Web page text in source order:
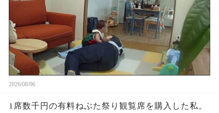
2026/08/06
1席数千円の有料ねぶた祭り観覧席を購入した私。